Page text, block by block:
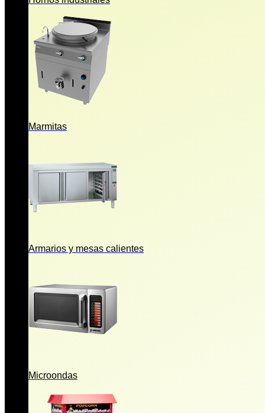
Marmitas
Armarios y mesas calientes
Microondas